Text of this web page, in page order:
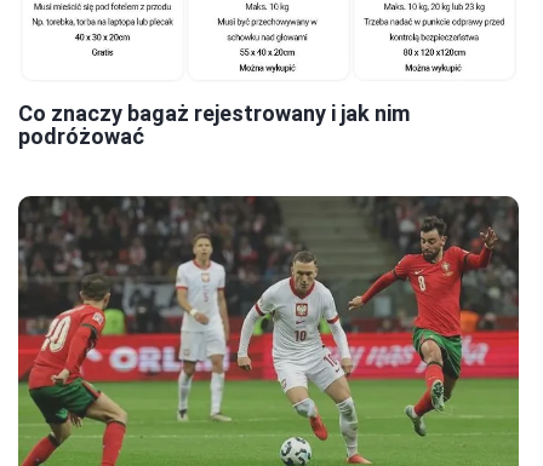
Co znaczy bagaż rejestrowany i jak nim
podróżować